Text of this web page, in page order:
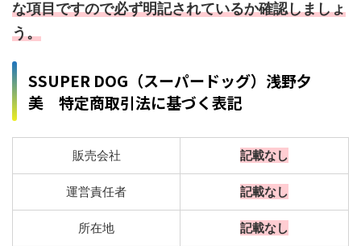
な項目ですので必ず明記されているか確認しましょ
う。
SSUPER DOG（スーパードッグ）浅野夕
美 特定商取引法に基づく表記
販売会社 記載なし
運営責任者 記載なし
所在地 記載なし